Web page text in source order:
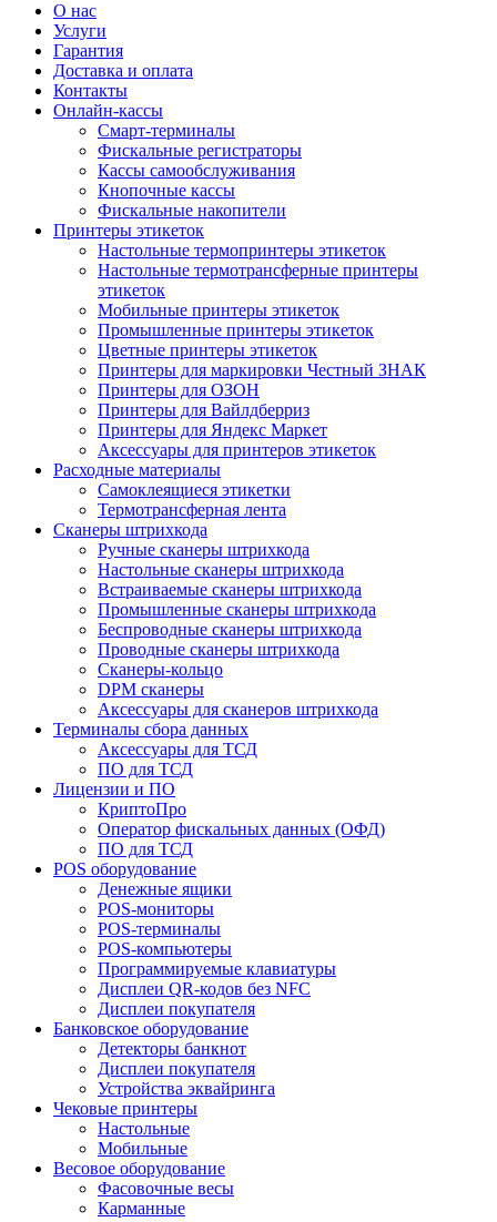
О нас
Услуги
Гарантия
Доставка и оплата
Контакты
Онлайн-кассы
Смарт-терминалы
Фискальные регистраторы
Кассы самообслуживания
Кнопочные кассы
Фискальные накопители
Принтеры этикеток
Настольные термопринтеры этикеток
Настольные термотрансферные принтеры
этикеток
Мобильные принтеры этикеток
Промышленные принтеры этикеток
Цветные принтеры этикеток
Принтеры для маркировки Честный ЗНАК
Принтеры для ОЗОН
Принтеры для Вайлдберриз
Принтеры для Яндекс Маркет
Аксессуары для принтеров этикеток
Расходные материалы
Самоклеящиеся этикетки
Термотрансферная лента
Сканеры штрихкода
Ручные сканеры штрихкода
Настольные сканеры штрихкода
Встраиваемые сканеры штрихкода
Промышленные сканеры штрихкода
Беспроводные сканеры штрихкода
Проводные сканеры штрихкода
Сканеры-кольцо
DPM сканеры
Аксессуары для сканеров штрихкода
Терминалы сбора данных
Аксессуары для ТСД
ПО для ТСД
Лицензии и ПО
КриптоПро
Оператор фискальных данных (ОФД)
ПО для ТСД
POS оборудование
Денежные ящики
POS-мониторы
POS-терминалы
POS-компьютеры
Программируемые клавиатуры
Дисплеи QR-кодов без NFC
Дисплеи покупателя
Банковское оборудование
Детекторы банкнот
Дисплеи покупателя
Устройства эквайринга
Чековые принтеры
Настольные
Мобильные
Весовое оборудование
Фасовочные весы
Карманные